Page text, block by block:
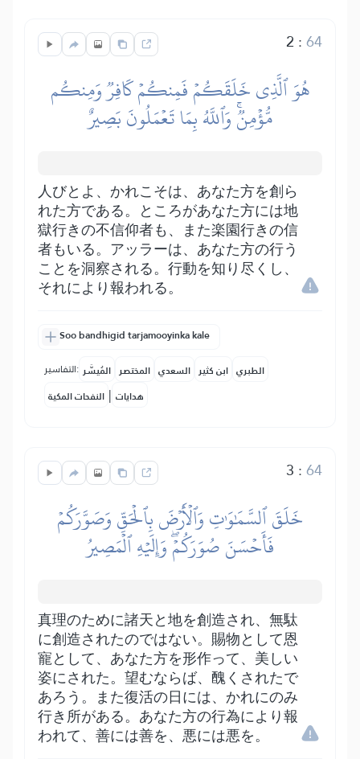
2 :64
هُوَ ٱلَّذِي خَلَقَكُمۡ فَمِنكُمۡ كَافِرٞ وَمِنكُم
مُّؤۡمِنٞۚ وَٱللَّهُ بِمَا تَعۡمَلُونَ بَصِيرٌ
人びとよ、かれこそは、あなた方を創ら
れた方である。ところがあなた方には地
獄行きの不信仰者も、また楽園行きの信
者もいる。アッラーは、あなた方の行う
ことを洞察される。行動を知り尽くし、
それにより報われる。
Soo bandhigid tarjamooyinka kale
التفاسير: المُيسَّر المختصر السعدي ابن كثير الطبري
النفحات المكية | هدايات
3 :64
خَلَقَ ٱلسَّمَٰوَٰتِ وَٱلۡأَرۡضَ بِٱلۡحَقِّ وَصَوَّرَكُمۡ
فَأَحۡسَنَ صُوَرَكُمۡۖ وَإِلَيۡهِ ٱلۡمَصِيرُ
真理のために諸天と地を創造され、無駄
に創造されたのではない。賜物として恩
寵として、あなた方を形作って、美しい
姿にされた。望むならば、醜くされたで
あろう。また復活の日には、かれにのみ
行き所がある。あなた方の行為により報
われて、善には善を、悪には悪を。